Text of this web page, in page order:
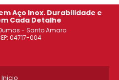
OSASCO
Aço Inox. Durabilidade e
Cada Detalhe
- Santo Amaro
04717-004
Inicio